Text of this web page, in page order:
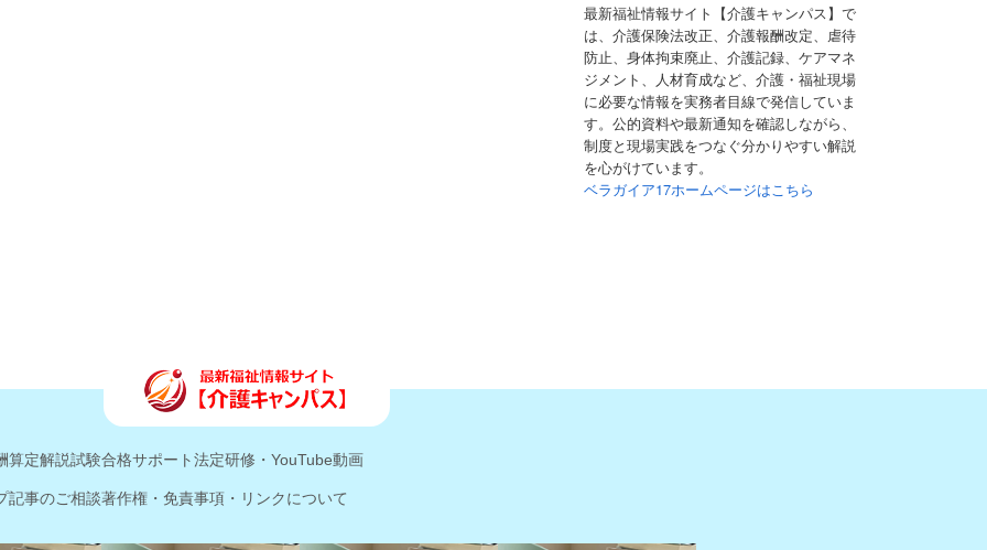
最新福祉情報サイト【介護キャンパス】で
は、介護保険法改正、介護報酬改定、虐待
防止、身体拘束廃止、介護記録、ケアマネ
ジメント、人材育成など、介護・福祉現場
に必要な情報を実務者目線で発信していま
す。公的資料や最新通知を確認しながら、
制度と現場実践をつなぐ分かりやすい解説
を心がけています。
ベラガイア17ホームページはこちら
算定解説試験合格サポート法定研修・YouTube動画
記事のご相談著作権・免責事項・リンクについて